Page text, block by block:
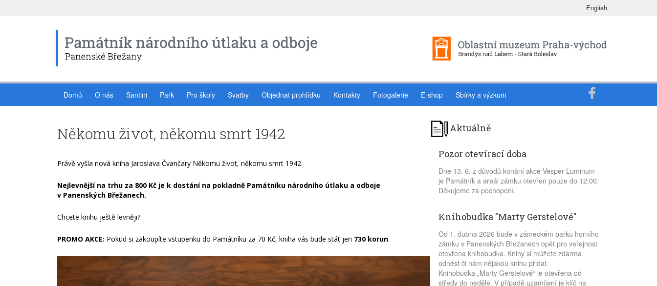
English
Domů O nás Santini Park Pro školy Svatby Objednat prohlídku Kontakty Fotogalerie E-shop Sbírky a výzkum
Někomu život, někomu smrt 1942
Právě vyšla nová kniha Jaroslava Čvančary Někomu život, někomu smrt 1942.
Nejlevnější na trhu za 800 Kč je k dostání na pokladně Památníku národního útlaku a odboje
v Panenských Břežanech.
Chcete knihu ještě levněji?
PROMO AKCE: Pokud si zakoupíte vstupenku do Památníku za 70 Kč, kniha vás bude stát jen 730 korun.
Aktuálně
Pozor otevírací doba
Dne 13. 6. z důvodů konání akce Vesper Luminum
je Památník a areál zámku otevřen pouze do 12:00.
Děkujeme za pochopení.
Knihobudka "Marty Gerstelové"
Od 1. dubna 2026 bude v zámeckém parku horního
zámku v Panenských Břežanech opět pro veřejnost
otevřena knihobudka. Knihy si můžete zdarma
odnést či nám nějakou knihu přidat.
Knihobudka „Marty Gerstelové“ je otevřena od
středy do neděle. V případě uzamčení je klíč na